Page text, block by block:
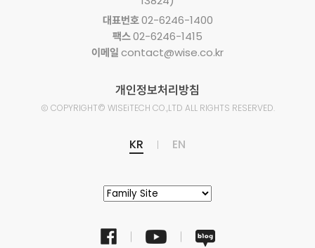
대표번호02-6246-1400
팩스02-6246-1415
이메일contact@wise.co.kr
개인정보처리방침
Ⓒ COPYRIGHT© WISEiTECH CO.,LTD ALL RIGHTS RESERVED.
KR EN
facebookyoutube